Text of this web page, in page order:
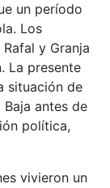
un período
Los
y Granja
La presente
situación de
antes de
política,
vivieron un